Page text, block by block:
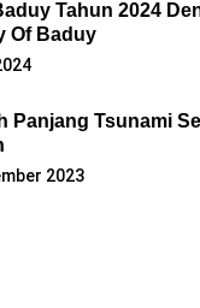
Tahun 2024
Of Baduy
Panjang Tsunami
2023